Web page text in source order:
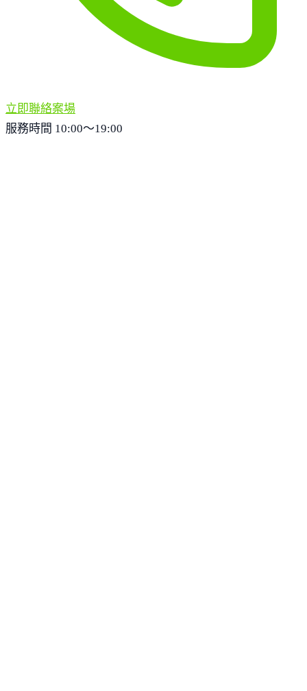
立即聯絡案場
服務時間 10:00～19:00